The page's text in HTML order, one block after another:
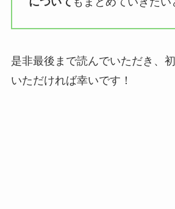
是非最後まで読んでいただき、
いただければ幸いです！